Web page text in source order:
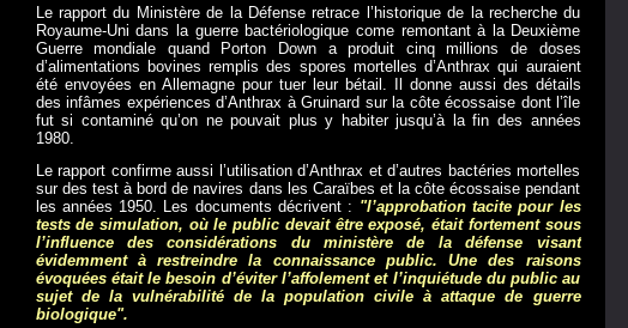
Le rapport du Ministère de la Défense retrace l’historique de la recherche du
Royaume-Uni dans la guerre bactériologique come remontant à la Deuxième
Guerre mondiale quand Porton Down a produit cinq millions de doses
d’alimentations bovines remplis des spores mortelles d’Anthrax qui auraient
été envoyées en Allemagne pour tuer leur bétail. Il donne aussi des détails
des infâmes expériences d’Anthrax à Gruinard sur la côte écossaise dont l’île
fut si contaminé qu’on ne pouvait plus y habiter jusqu’à la fin des années
1980.
Le rapport confirme aussi l’utilisation d’Anthrax et d’autres bactéries mortelles
sur des test à bord de navires dans les Caraïbes et la côte écossaise pendant
les années 1950. Les documents décrivent : "l’approbation tacite pour les
tests de simulation, où le public devait être exposé, était fortement sous
l’influence des considérations du ministère de la défense visant
évidemment à restreindre la connaissance public. Une des raisons
évoquées était le besoin d’éviter l’affolement et l’inquiétude du public au
sujet de la vulnérabilité de la population civile à attaque de guerre
biologique".